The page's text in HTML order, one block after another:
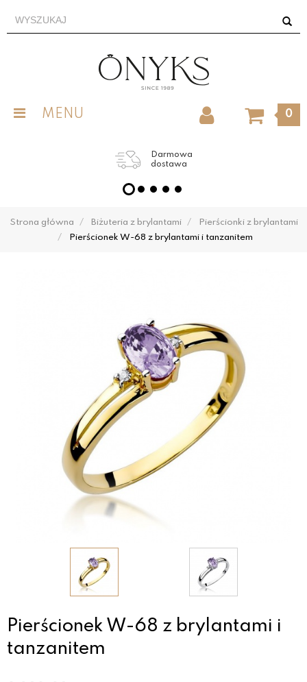
MENU 0
Darmowa
dostawa
Strona główna Biżuteria z brylantami
Pierścionki z brylantami
Pierścionek W-68 z brylantami i tanzanitem
Pierścionek W-68 z brylantami i
tanzanitem